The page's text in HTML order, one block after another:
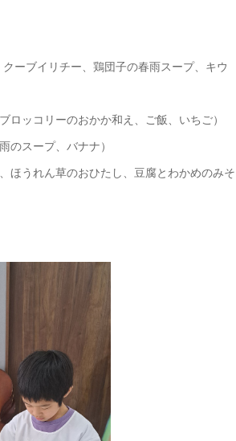
ーブイリチー、鶏団子の春雨スープ、キウ
ロッコリーのおかか和え、ご飯、いちご）
のスープ、バナナ）
ほうれん草のおひたし、豆腐とわかめのみそ